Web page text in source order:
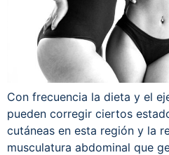
Con frecuencia la dieta y el
pueden corregir ciertos
cutáneas en esta región y la
musculatura abdominal que